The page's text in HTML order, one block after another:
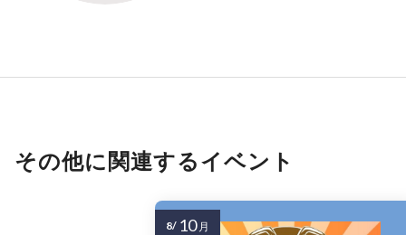
その他に関連するイベント
8/ 10 月